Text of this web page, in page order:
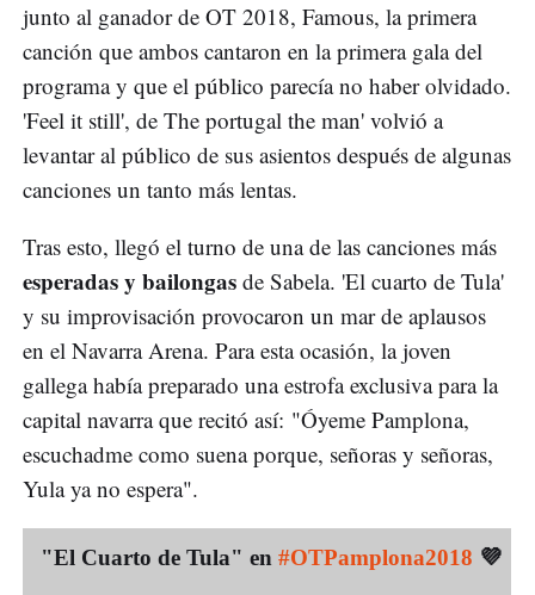
junto al ganador de OT 2018, Famous, la primera
canción que ambos cantaron en la primera gala del
programa y que el público parecía no haber olvidado.
'Feel it still', de The portugal the man' volvió a
levantar al público de sus asientos después de algunas
canciones un tanto más lentas.
Tras esto, llegó el turno de una de las canciones más
esperadas y bailongas de Sabela. 'El cuarto de Tula'
y su improvisación provocaron un mar de aplausos
en el Navarra Arena. Para esta ocasión, la joven
gallega había preparado una estrofa exclusiva para la
capital navarra que recitó así: "Óyeme Pamplona,
escuchadme como suena porque, señoras y señoras,
Yula ya no espera".
"El Cuarto de Tula" en #OTPamplona2018 💜